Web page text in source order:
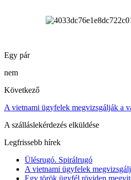
Egy pár
nem
Következő
A vietnami ügyfelek megvizsgálják a
A szálláslekérdezés elküldése
Legfrissebb hírek
Ülésrugó. Spirálrugó
A vietnami ügyfelek
Egy török ​​ügyfél röviden